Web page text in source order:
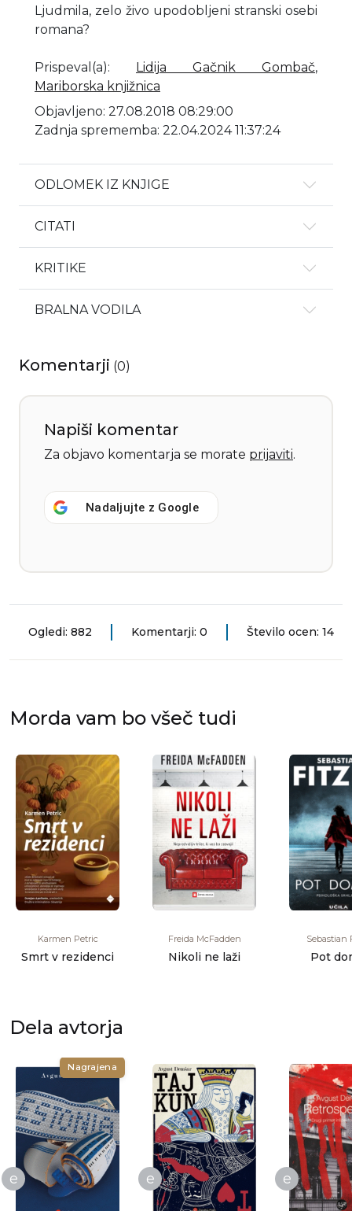
Ljudmila, zelo živo upodobljeni stranski osebi
romana?
Prispeval(a): Lidija Gačnik Gombač,
Mariborska knjižnica
Objavljeno: 27.08.2018 08:29:00
Zadnja sprememba: 22.04.2024 11:37:24
ODLOMEK IZ KNJIGE
CITATI
KRITIKE
BRALNA VODILA
Komentarji (0)
Napiši komentar
Za objavo komentarja se morate prijaviti.
Nadaljujte z Google
Ogledi: 882 Komentarji: 0 Število ocen: 14
Morda vam bo všeč tudi
Karmen Petric
Smrt v rezidenci
Freida McFadden
Nikoli ne laži
Sebastian
Pot
Dela avtorja
Nagrajena
e e e